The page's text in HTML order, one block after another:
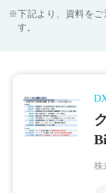
※下記より、資料をご
す。
株